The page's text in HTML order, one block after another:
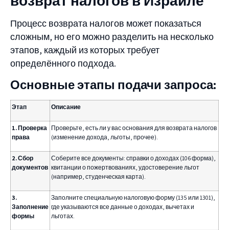
Процесс возврата налогов может показаться
сложным, но его можно разделить на несколько
этапов, каждый из которых требует
определённого подхода.
Основные этапы подачи запроса:
Этап Описание
1. Проверка
права
Проверьте, есть ли у вас основания для возврата налогов
(изменение дохода, льготы, прочее).
2. Сбор
документов
Соберите все документы: справки о доходах (106 форма),
квитанции о пожертвованиях, удостоверение льгот
(например, студенческая карта).
3.
Заполнение
формы
Заполните специальную налоговую форму (135 или 1301),
где указываются все данные о доходах, вычетах и
льготах.